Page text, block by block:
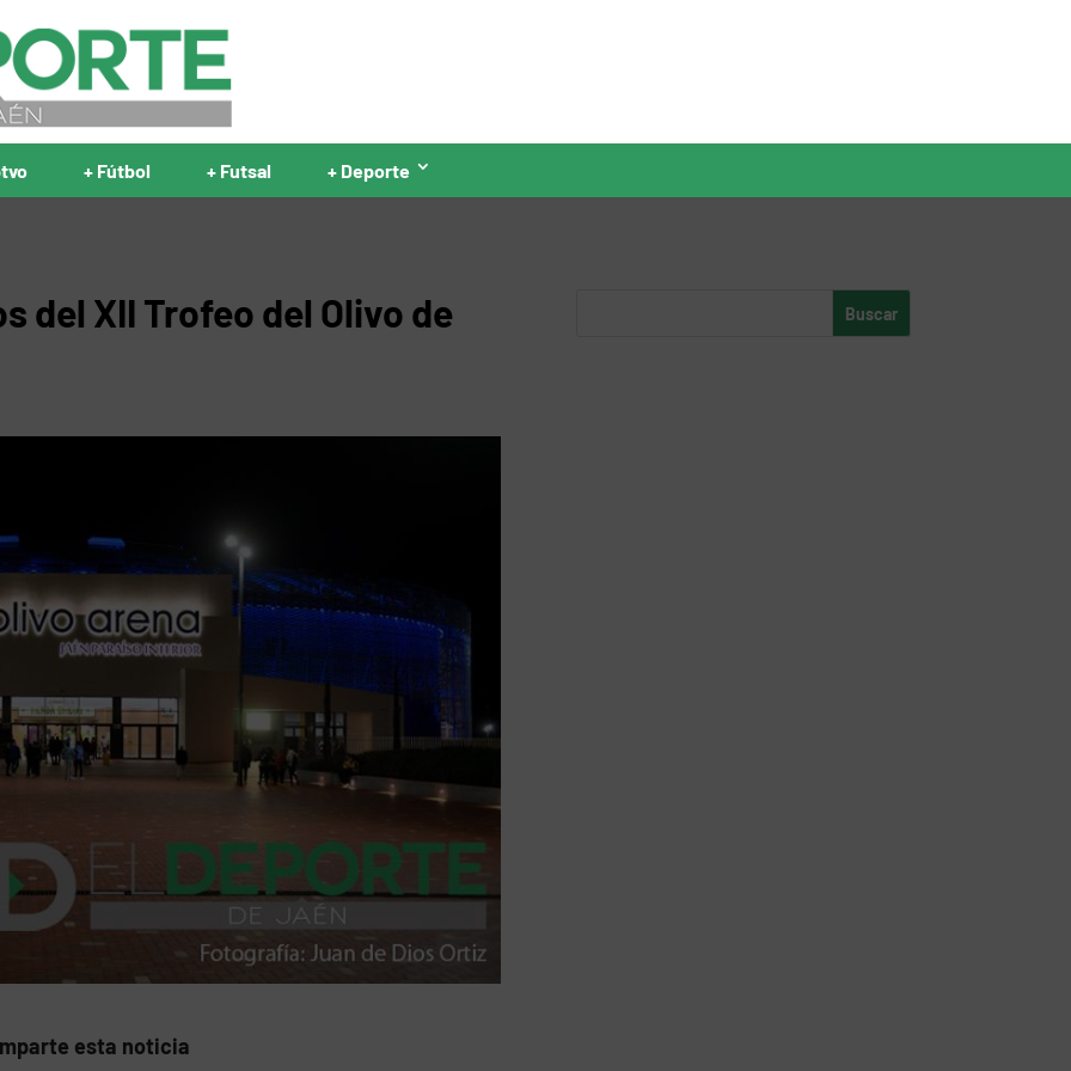
+ Fútbol + Futsal + Deporte
del XII Trofeo del Olivo de
esta noticia